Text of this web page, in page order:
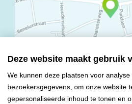
Deze website maakt gebruik
We kunnen deze plaatsen voor analyse
bezoekersgegevens, om onze website
gepersonaliseerde inhoud te tonen en
© Copyright 2026 Mareco Sweet